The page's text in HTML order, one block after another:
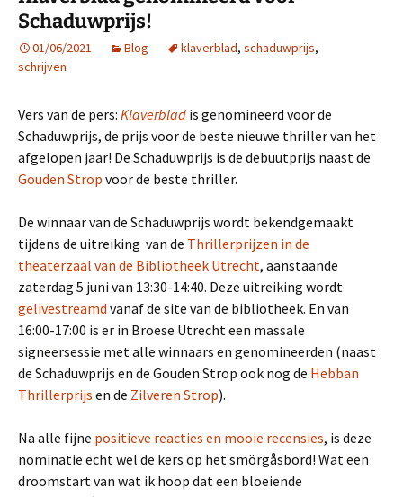
Schaduwprijs!
01/06/2021 Blog klaverblad, schaduwprijs,
schrijven
Vers van de pers: Klaverblad is genomineerd voor de
Schaduwprijs, de prijs voor de beste nieuwe thriller van het
afgelopen jaar! De Schaduwprijs is de debuutprijs naast de
Gouden Strop voor de beste thriller.
De winnaar van de Schaduwprijs wordt bekendgemaakt
tijdens de uitreiking van de Thrillerprijzen in de
theaterzaal van de Bibliotheek Utrecht, aanstaande
zaterdag 5 juni van 13:30-14:40. Deze uitreiking wordt
gelivestreamd vanaf de site van de bibliotheek. En van
16:00-17:00 is er in Broese Utrecht een massale
signeersessie met alle winnaars en genomineerden (naast
de Schaduwprijs en de Gouden Strop ook nog de Hebban
Thrillerprijs en de Zilveren Strop).
Na alle fijne positieve reacties en mooie recensies, is deze
nominatie echt wel de kers op het smörgåsbord! Wat een
droomstart van wat ik hoop dat een bloeiende